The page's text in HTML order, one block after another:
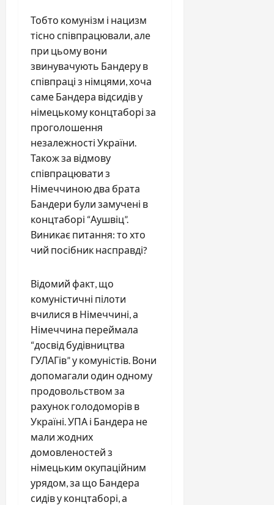
Тобто комунізм і нацизм
тісно співпрацювали, але
при цьому вони
звинувачують Бандеру в
співпраці з німцями, хоча
саме Бандера відсидів у
німецькому концтаборі за
проголошення
незалежності України.
Також за відмову
співпрацювати з
Німеччиною два брата
Бандери були замучені в
концтаборі “Аушвіц”.
Виникає питання: то хто
чий посібник насправді?
Відомий факт, що
комуністичні пілоти
вчилися в Німеччині, а
Німеччина переймала
“досвід будівництва
ГУЛАГів” у комуністів. Вони
допомагали один одному
продовольством за
рахунок голодоморів в
Україні. УПА і Бандера не
мали жодних
домовленостей з
німецьким окупаційним
урядом, за що Бандера
сидів у концтаборі, а